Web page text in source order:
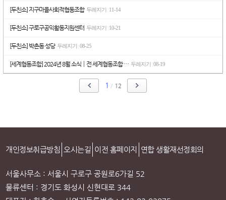
[두친소] 지구마을사회적협동조합 두레지기 11-14
[두친소] 구로구공익활동지원센터 두레지기 10-21
[두친소] 박촌동 성당 두레지기 08-25
[세계협동조합] 2024년 8월 소식┃전 세계협동조합 … 두레지기 08-19
1 / 12
개인정보취급방침 오시는길 이전 홈페이지 연합 생활재선정회의
서울사무소 : 서울시 구로구 공원로6가길 52
물류센터 : 경기도 화성시 신현대로 344